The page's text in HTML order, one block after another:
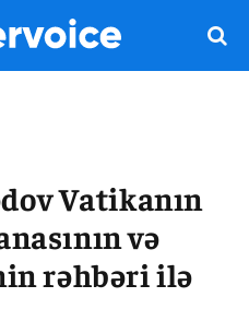
Vatikanın
və
rəhbəri ilə